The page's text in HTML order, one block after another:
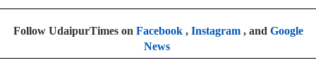
Follow UdaipurTimes on Facebook, Instagram, and Google
News